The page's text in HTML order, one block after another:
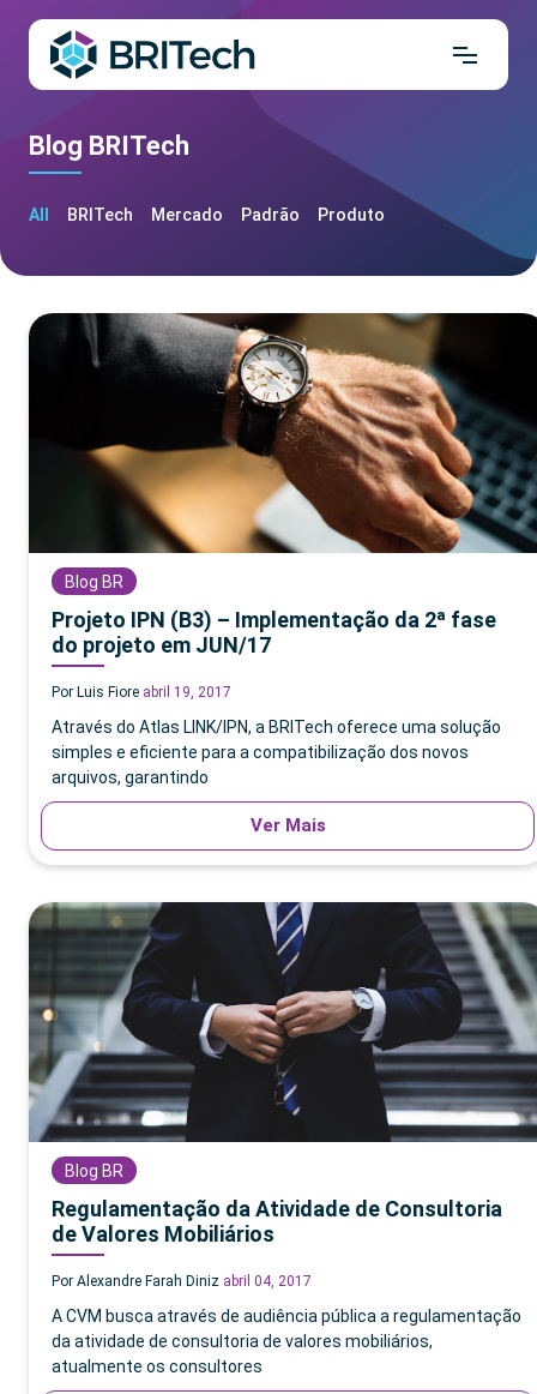
Blog BRITech
All BRITech Mercado Padrão Produto
Blog BR
Projeto IPN (B3) – Implementação da 2ª fase
do projeto em JUN/17
Por Luis Fiore abril 19, 2017
Através do Atlas LINK/IPN, a BRITech oferece uma solução
simples e eficiente para a compatibilização dos novos
arquivos, garantindo
Ver Mais
Blog BR
Regulamentação da Atividade de Consultoria
de Valores Mobiliários
Por Alexandre Farah Diniz abril 04, 2017
A CVM busca através de audiência pública a regulamentação
da atividade de consultoria de valores mobiliários,
atualmente os consultores